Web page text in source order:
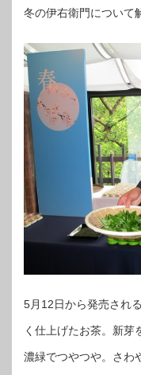
冬の伊右衛門について
5月12日から発売され
く仕上げたお茶。新芽
濃緑でつやつや。さわ